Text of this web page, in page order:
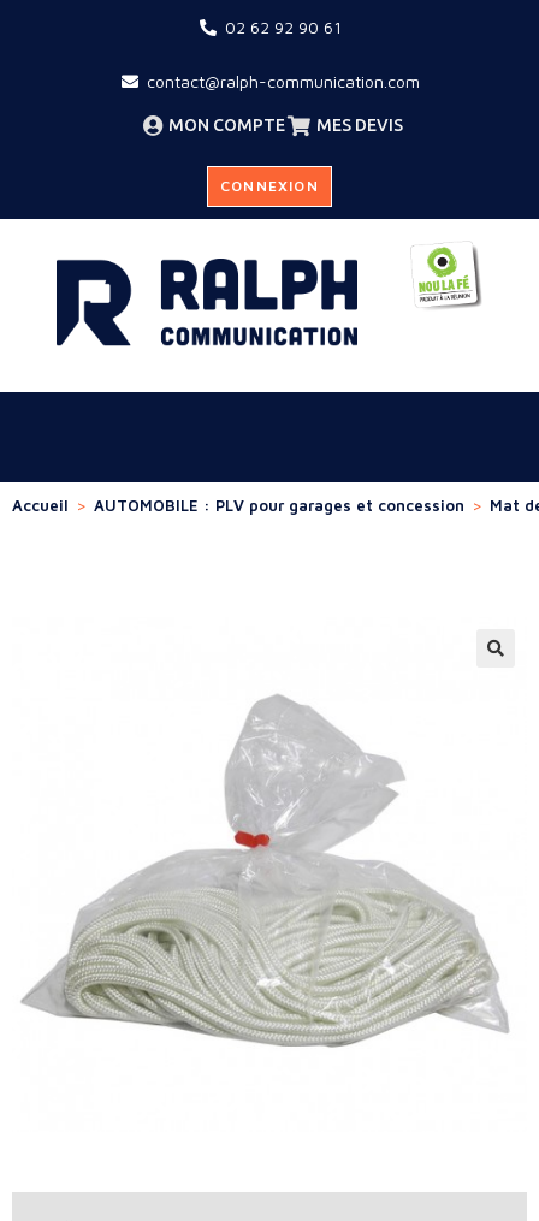
02 62 92 90 61
contact@ralph-communication.com
MON COMPTE MES DEVIS
CONNEXION
Accueil > AUTOMOBILE : PLV pour garages et concession > Mat